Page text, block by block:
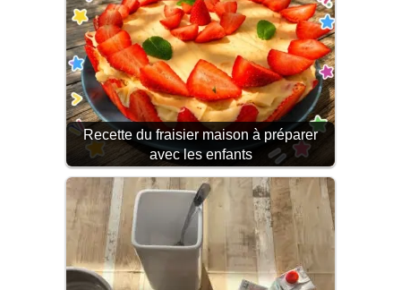
Recette du fraisier maison à préparer
avec les enfants